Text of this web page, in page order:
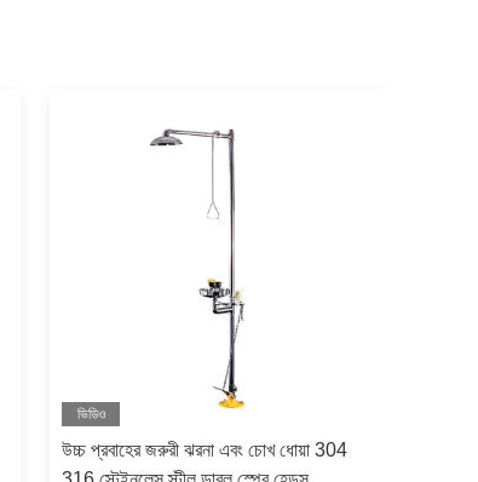
ভিডিও
উচ্চ প্রবাহের জরুরী ঝরনা এবং চোখ ধোয়া 304